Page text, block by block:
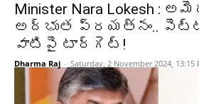
Minister Nara Lokesh
అద్భుత ప్రయత్నం..
వాటిపై టార్గెట్!
Dharma Raj - Saturday, 2 November 2024, 13:15